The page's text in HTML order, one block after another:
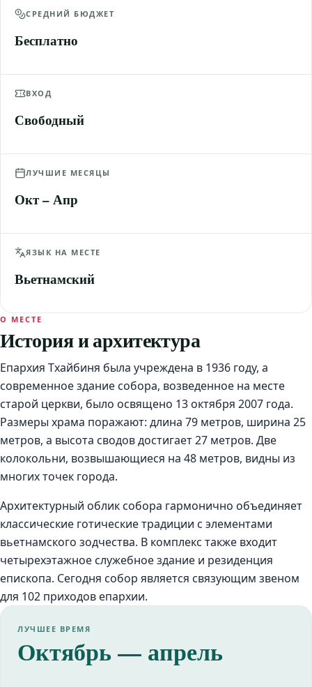
СРЕДНИЙ БЮДЖЕТ
Бесплатно
ВХОД
Свободный
ЛУЧШИЕ МЕСЯЦЫ
Окт – Апр
ЯЗЫК НА МЕСТЕ
Вьетнамский
О МЕСТЕ
История и архитектура
Епархия Тхайбиня была учреждена в 1936 году, а
современное здание собора, возведенное на месте
старой церкви, было освящено 13 октября 2007 года.
Размеры храма поражают: длина 79 метров, ширина 25
метров, а высота сводов достигает 27 метров. Две
колокольни, возвышающиеся на 48 метров, видны из
многих точек города.
Архитектурный облик собора гармонично объединяет
классические готические традиции с элементами
вьетнамского зодчества. В комплекс также входит
четырехэтажное служебное здание и резиденция
епископа. Сегодня собор является связующим звеном
для 102 приходов епархии.
ЛУЧШЕЕ ВРЕМЯ
Октябрь — апрель